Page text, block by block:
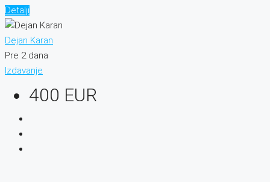
Detalji
Dejan Karan
Pre 2 dana
Izdavanje
400 EUR